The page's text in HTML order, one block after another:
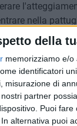
della
memorizziamo e/
identificatori
misurazione di
partner
Puoi
alternativa puoi
nella
pugno al volto
in caso di
e
dell'ospedale
ai domiciliari